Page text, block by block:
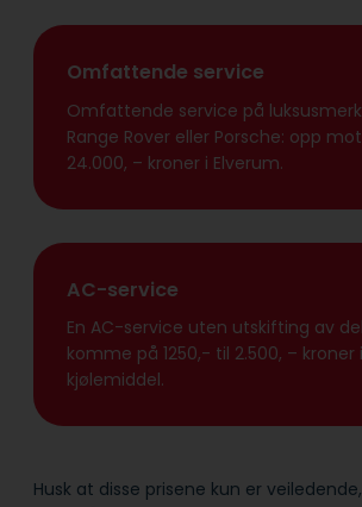
Omfattende service
Omfattende service på
Range Rover eller Porsche: opp
24.000, – kroner i Elverum.
AC-service
En AC-service uten utskifting av
komme på 1250,- til 2.500, – kroner
kjølemiddel.
Husk at disse prisene kun er